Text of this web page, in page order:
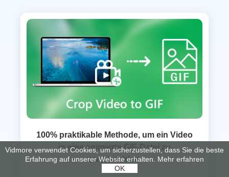
100% praktikable Methode, um ein Video
in eine animierte GIF-Datei zu
zuschneiden
Vidmore verwendet Cookies, um sicherzustellen, dass Sie die beste
Erfahrung auf unserer Website erhalten. Mehr erfahren
OK